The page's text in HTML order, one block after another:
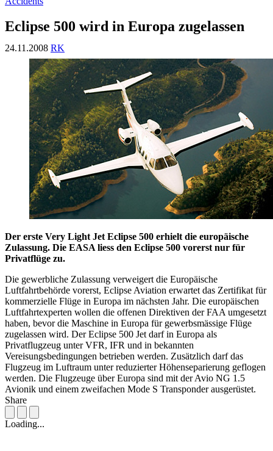
Eclipse 500 wird in Europa zugelassen
24.11.2008 RK
Der erste Very Light Jet Eclipse 500 erhielt die europäische
Zulassung. Die EASA liess den Eclipse 500 vorerst nur für
Privatflüge zu.
Die gewerbliche Zulassung verweigert die Europäische
Luftfahrtbehörde vorerst, Eclipse Aviation erwartet das Zertifikat für
kommerzielle Flüge in Europa im nächsten Jahr. Die europäischen
Luftfahrtexperten wollen die offenen Direktiven der FAA umgesetzt
haben, bevor die Maschine in Europa für gewerbsmässige Flüge
zugelassen wird. Der Eclipse 500 Jet darf in Europa als
Privatflugzeug unter VFR, IFR und in bekannten
Vereisungsbedingungen betrieben werden. Zusätzlich darf das
Flugzeug im Luftraum unter reduzierter Höhenseparierung geflogen
werden. Die Flugzeuge über Europa sind mit der Avio NG 1.5
Avionik und einem zweifachen Mode S Transponder ausgerüstet.
Share
Loading...